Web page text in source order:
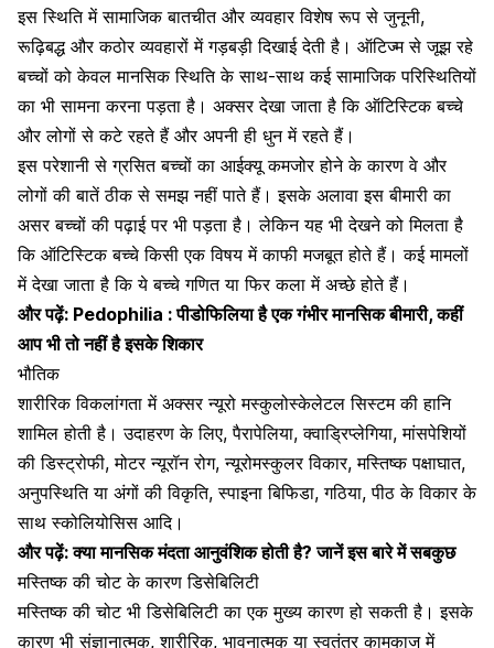
इस स्थिति में सामाजिक बातचीत और व्यवहार विशेष रूप से जुनूनी,
रूढ़िबद्ध और कठोर व्यवहारों में गड़बड़ी दिखाई देती है। ऑटिज्म से जूझ रहे
बच्चों को केवल मानसिक स्थिति के साथ-साथ कई सामाजिक परिस्थितियों
का भी सामना करना पड़ता है। अक्सर देखा जाता है कि ऑटिस्टिक बच्चे
और लोगों से कटे रहते हैं और अपनी ही धुन में रहते हैं।
इस परेशानी से ग्रसित बच्चों का आईक्यू कमजोरहोने के कारण वे और
लोगों की बातें ठीक से समझ नहीं पाते हैं। इसके अलावा इस बीमारी का
असर बच्चों की पढ़ाई पर भी पड़ता है। लेकिन यह भी देखने को मिलता है
कि ऑटिस्टिक बच्चे किसी एक विषय में काफी मजबूत होते हैं। कई मामलों
में देखा जाता है कि ये बच्चे गणित या फिर कला में अच्छे होते हैं।
और पढ़ें: Pedophilia : पीडोफिलिया है एक गंभीर मानसिक बीमारी, कहीं
आप भी तो नहीं है इसके शिकार
भौतिक
शारीरिक विकलांगता में अक्सर न्यूरो मस्कुलोस्केलेटल सिस्टम की हानि
शामिल होती है। उदाहरण के लिए, पैरापेलिया, क्वाड्रिप्लेगिया, मांसपेशियों
की डिस्ट्रोफी, मोटर न्यूरॉन रोग, न्यूरोमस्कुलर विकार, मस्तिष्क पक्षाघात,
अनुपस्थिति या अंगों की विकृति, स्पाइना बिफिडा,गठिया, पीठ के विकार के
साथ स्कोलियोसिस आदि।
और पढ़ें:क्या मानसिक मंदता आनुवंशिक होती है? जानें इस बारे में सबकुछ
मस्तिष्क की चोट के कारण डिसेबिलिटी
मस्तिष्क की चोट भी डिसेबिलिटी का एक मुख्य कारण हो सकती है। इसके
कारण भी संज्ञानात्मक, शारीरिक, भावनात्मक या स्वतंत्र कामकाज में